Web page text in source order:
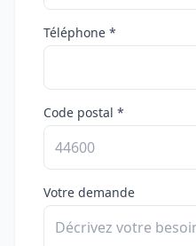
Téléphone *
Code postal *
Votre demande